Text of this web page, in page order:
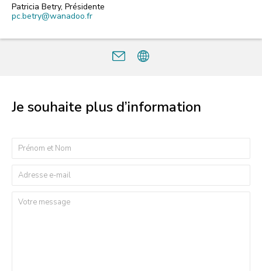
Patricia Betry, Présidente
pc.betry@wanadoo.fr
Je souhaite plus d’information